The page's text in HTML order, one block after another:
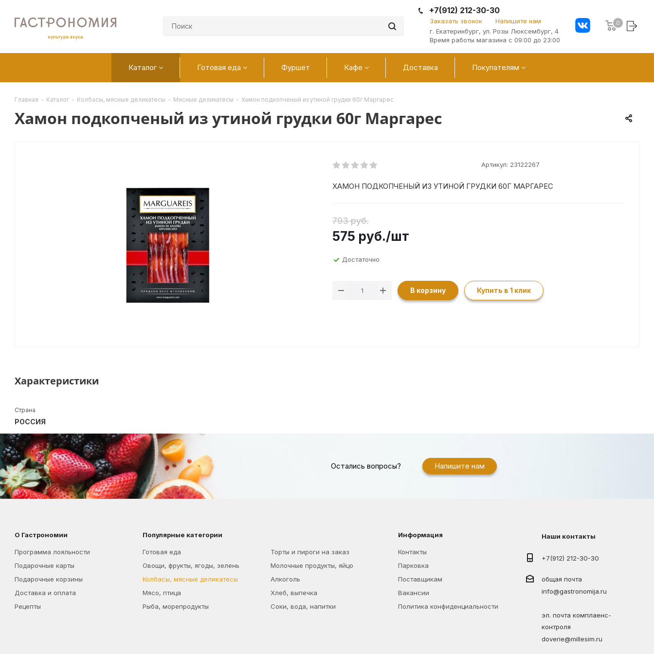
+7(912) 212-30-30
Заказать звонок
Напишите нам
г. Екатеринбург, ул. Розы Люксембург, 4
Время работы магазина с 09:00 до 23:00
0
Каталог Готовая еда Фуршет Кафе Доставка Покупателям
Главная - Каталог - Колбасы, мясные деликатесы - Мясные деликатесы - Хамон подкопченый из утиной грудки 60г Маргарес
Хамон подкопченый из утиной грудки 60г Маргарес
Артикул: 23122267
ХАМОН ПОДКОПЧЕНЫЙ ИЗ УТИНОЙ ГРУДКИ 60Г МАРГАРЕС
793 руб.
575 руб./шт
Достаточно
В корзину Купить в 1 клик
Характеристики
Страна
РОССИЯ
Остались вопросы? Напишите нам
О Гастрономии
Программа лояльности
Подарочные карты
Подарочные корзины
Доставка и оплата
Рецепты
Популярные категории
Готовая еда
Овощи, фрукты, ягоды, зелень
Колбасы, мясные деликатесы
Мясо, птица
Рыба, морепродукты
Торты и пироги на заказ
Молочные продукты, яйцо
Алкоголь
Хлеб, выпечка
Соки, вода, напитки
Информация
Контакты
Парковка
Поставщикам
Вакансии
Политика конфиденциальности
Наши контакты
+7(912) 212-30-30
общая почта
info@gastronomija.ru
эл. почта комплаенс-
контроля
doverie@millesim.ru